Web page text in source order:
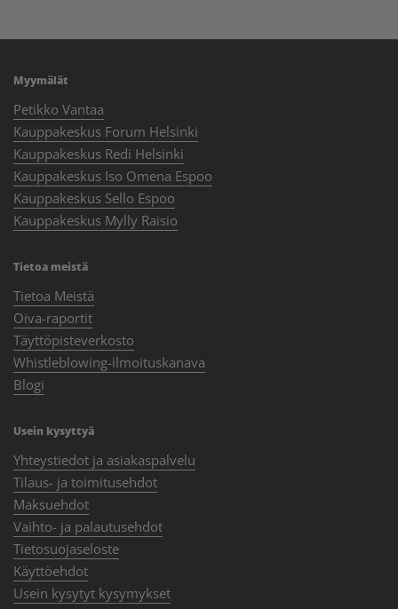
Myymälät
Petikko Vantaa
Kauppakeskus Forum Helsinki
Kauppakeskus Redi Helsinki
Kauppakeskus Iso Omena Espoo
Kauppakeskus Sello Espoo
Kauppakeskus Mylly Raisio
Tietoa meistä
Tietoa Meistä
Oiva-raportit
Täyttöpisteverkosto
Whistleblowing-ilmoituskanava
Blogi
Usein kysyttyä
Yhteystiedot ja asiakaspalvelu
Tilaus- ja toimitusehdot
Maksuehdot
Vaihto- ja palautusehdot
Tietosuojaseloste
Käyttöehdot
Usein kysytyt kysymykset